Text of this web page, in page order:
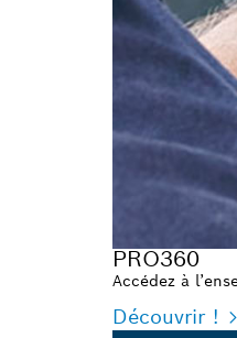
PRO360
Accédez à
Découvrir !